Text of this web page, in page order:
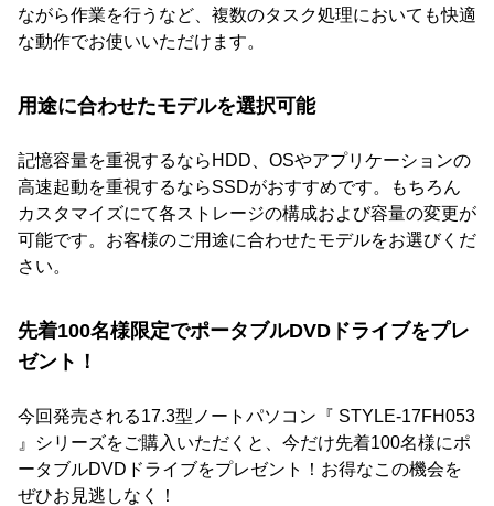
ながら作業を行うなど、複数のタスク処理においても快適
な動作でお使いいただけます。
用途に合わせたモデルを選択可能
記憶容量を重視するならHDD、OSやアプリケーションの
高速起動を重視するならSSDがおすすめです。もちろん
カスタマイズにて各ストレージの構成および容量の変更が
可能です。お客様のご用途に合わせたモデルをお選びくだ
さい。
先着100名様限定でポータブルDVDドライブをプレ
ゼント！
今回発売される17.3型ノートパソコン『 STYLE-17FH053
』シリーズをご購入いただくと、今だけ先着100名様にポ
ータブルDVDドライブをプレゼント！お得なこの機会を
ぜひお見逃しなく！